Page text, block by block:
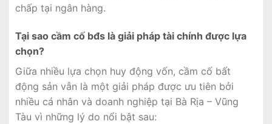
chấp tại ngân hàng.
Tại sao cầm cố bđs là giải pháp tài chính được lựa
chọn?
Giữa nhiều lựa chọn huy động vốn, cầm cố bất
động sản vẫn là một giải pháp được ưu tiên bởi
nhiều cá nhân và doanh nghiệp tại Bà Rịa – Vũng
Tàu vì những lý do nổi bật sau: